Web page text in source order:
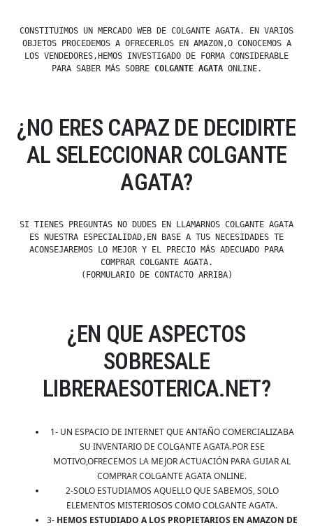
CONSTITUIMOS UN MERCADO WEB DE COLGANTE AGATA. EN VARIOS
OBJETOS PROCEDEMOS A OFRECERLOS EN AMAZON,O CONOCEMOS A
LOS VENDEDORES,HEMOS INVESTIGADO DE FORMA CONSIDERABLE
PARA SABER MÁS SOBRE COLGANTE AGATAONLINE.
¿NO ERES CAPAZ DE DECIDIRTE
AL SELECCIONAR COLGANTE
AGATA?
SI TIENES PREGUNTAS NO DUDES EN LLAMARNOS COLGANTE AGATA
ES NUESTRA ESPECIALIDAD,EN BASE A TUS NECESIDADES TE
ACONSEJAREMOS LO MEJOR Y EL PRECIO MÁS ADECUADO PARA
COMPRAR COLGANTE AGATA.
(FORMULARIO DE CONTACTO ARRIBA)
¿EN QUE ASPECTOS
SOBRESALE
LIBRERAESOTERICA.NET?
1- UN ESPACIO DE INTERNET QUE ANTAÑO COMERCIALIZABA
SU INVENTARIO DE COLGANTE AGATA.POR ESE
MOTIVO,OFRECEMOS LA MEJOR ACTUACIÓN PARA GUIAR AL
COMPRAR COLGANTE AGATA ONLINE.
2-SOLO ESTUDIAMOS AQUELLO QUE SABEMOS, SOLO
ELEMENTOS MISTERIOSOS COMO COLGANTE AGATA.
3- HEMOS ESTUDIADO A LOS PROPIETARIOS EN AMAZON DE